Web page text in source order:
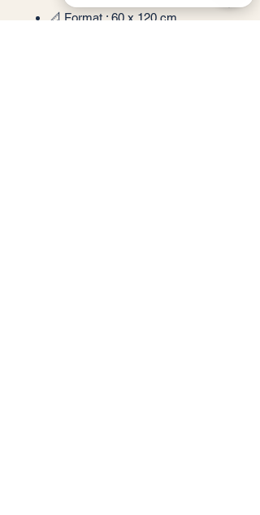
📐 Format : 60 x 120 cm